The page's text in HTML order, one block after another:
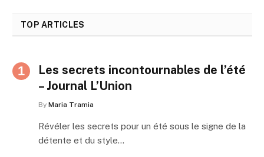
TOP ARTICLES
Les secrets incontournables de l’été
– Journal L’Union
By Maria Tramia
Révéler les secrets pour un été sous le signe de la
détente et du style…